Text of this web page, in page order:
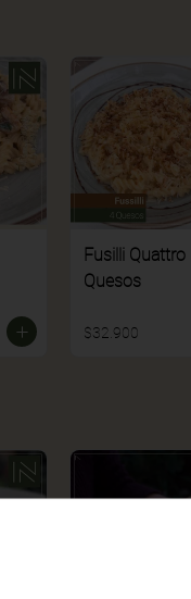
Fusilli Quattro
Quesos
$32.900